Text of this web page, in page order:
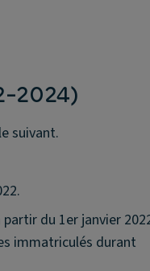
2024)
suivant.
du 1er janvier
immatriculés durant